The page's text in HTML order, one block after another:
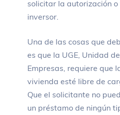
solicitar la autorización
inversor.
Una de las cosas que
es que la UGE, Unidad
Empresas, requiere que
vivienda esté libre de
Que el solicitante no
un préstamo de ningún